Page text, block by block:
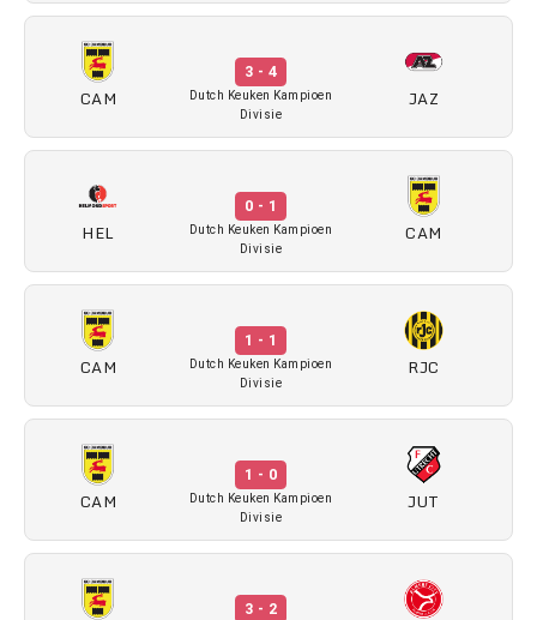
CAM
3 - 4
Dutch Keuken Kampioen
Divisie
JAZ
HEL
0 - 1
Dutch Keuken Kampioen
Divisie
CAM
CAM
1 - 1
Dutch Keuken Kampioen
Divisie
RJC
CAM
1 - 0
Dutch Keuken Kampioen
Divisie
JUT
3 - 2